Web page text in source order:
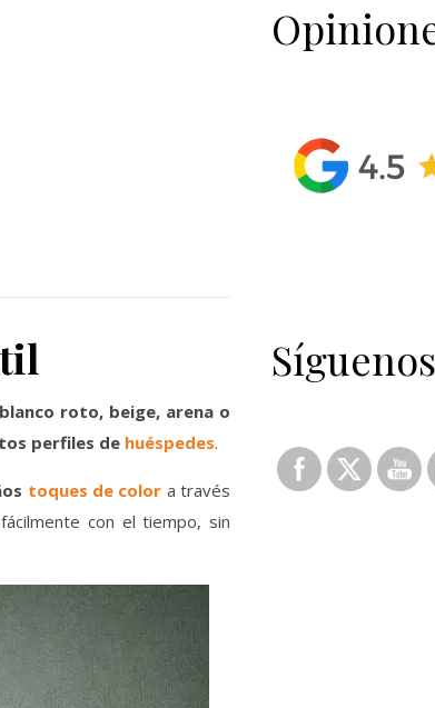
blanco roto, beige, arena o
perfiles de huéspedes.
toques de color a través
con el tiempo, sin
Síguenos